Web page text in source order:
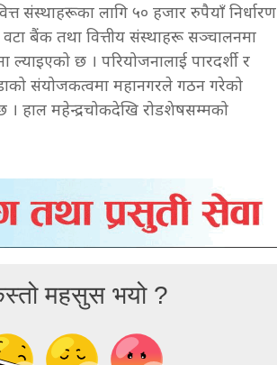
संस्थाहरूका लागि ५० हजार रुपैयाँ निर्धारण
वटा बैंक तथा वित्तीय संस्थाहरू सञ्चालनमा
छ । परियोजनालाई पारदर्शी र
संयोजकत्वमा महानगरले गठन गरेको
। हाल महेन्द्रचोकदेखि रोडशेषसम्मको
महसुस भयो ?